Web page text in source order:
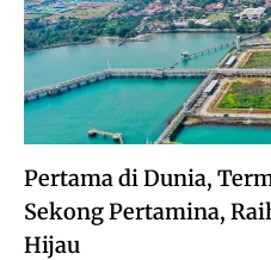
Pertama di Dunia,
Sekong Pertamina,
Hijau